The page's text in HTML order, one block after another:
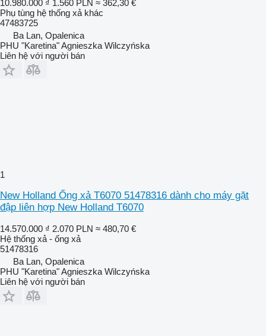
10.980.000 ₫ 1.560 PLN ≈ 362,30 €
Phụ tùng hệ thống xả khác
47483725
Ba Lan, Opalenica
PHU "Karetina" Agnieszka Wilczyńska
Liên hệ với người bán
1
New Holland Ống xả T6070 51478316 dành cho máy gặt
đập liên hợp New Holland T6070
14.570.000 ₫ 2.070 PLN ≈ 480,70 €
Hệ thống xả - ống xả
51478316
Ba Lan, Opalenica
PHU "Karetina" Agnieszka Wilczyńska
Liên hệ với người bán